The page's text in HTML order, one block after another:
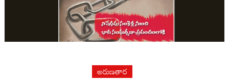
అరుణతార